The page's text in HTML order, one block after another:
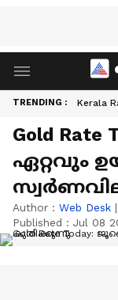
TRENDING : Kerala
Gold
ഏറ്റവും
Author : Web Desk |
Published : Jul 08